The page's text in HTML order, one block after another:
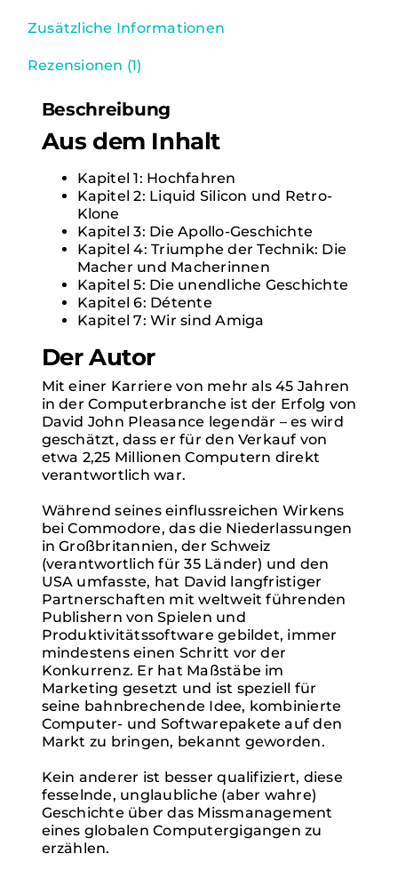
Zusätzliche Informationen
Rezensionen (1)
Beschreibung
Aus dem Inhalt
Kapitel 1: Hochfahren
Kapitel 2: Liquid Silicon und Retro-
Klone
Kapitel 3: Die Apollo-Geschichte
Kapitel 4: Triumphe der Technik: Die
Macher und Macherinnen
Kapitel 5: Die unendliche Geschichte
Kapitel 6: Détente
Kapitel 7: Wir sind Amiga
Der Autor
Mit einer Karriere von mehr als 45 Jahren
in der Computerbranche ist der Erfolg von
David John Pleasance legendär – es wird
geschätzt, dass er für den Verkauf von
etwa 2,25 Millionen Computern direkt
verantwortlich war.
Während seines einflussreichen Wirkens
bei Commodore, das die Niederlassungen
in Großbritannien, der Schweiz
(verantwortlich für 35 Länder) und den
USA umfasste, hat David langfristiger
Partnerschaften mit weltweit führenden
Publishern von Spielen und
Produktivitätssoftware gebildet, immer
mindestens einen Schritt vor der
Konkurrenz. Er hat Maßstäbe im
Marketing gesetzt und ist speziell für
seine bahnbrechende Idee, kombinierte
Computer- und Softwarepakete auf den
Markt zu bringen, bekannt geworden.
Kein anderer ist besser qualifiziert, diese
fesselnde, unglaubliche (aber wahre)
Geschichte über das Missmanagement
eines globalen Computergigangen zu
erzählen.